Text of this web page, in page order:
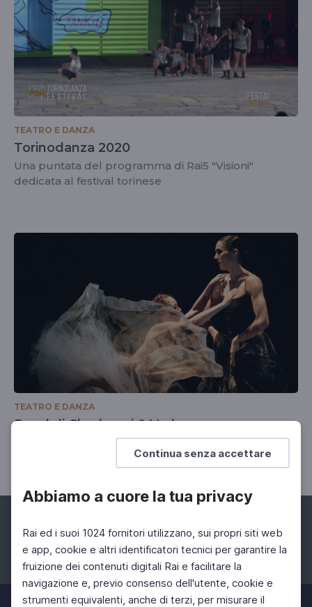
Continua senza accettare
Abbiamo a cuore la tua privacy
Rai ed i suoi 1024 fornitori utilizzano, sui propri siti web
e app, cookie e altri identificatori tecnici per garantire la
fruizione dei contenuti digitali Rai e facilitare la
navigazione e, previo consenso dell'utente, cookie e
strumenti equivalenti, anche di terzi, per misurare il
TEATRO E DANZA
Torinodanza 2020
Una puntata del programma di Rai5 "Visioni"
dedicata al festival torinese
TEATRO E DANZA
Ravel di Cherkaoui & Verbruggen
Uno spettacolo dall' Opera di Anversa
Facebook Instagram Twitter